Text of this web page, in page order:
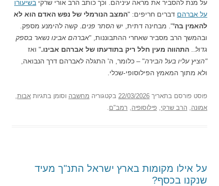
על מנת להסביר את מראה עיניהם. וכך כותב הרב אורי שרקי בשיעורו
על אברהם דברים חריפים: "המצב הנורמלי של נפש האדם הוא לא
להאמין בה'". מבחינה דתית, יש הסתר פנים . קשה להימנע מספק.
ובהמשך הרב מסביר שאחרי ההתבוננות, "אברהם אבינו נשאר בספק
גדול
התהווה מעין חלל ריק בתודעתו של אברהם אבינו." ואז
"הציץ עליו בעל הבירה" – כלומר, ה' התגלה לאברהם דרך הנבואה,
ולא מתוך המאמץ הפילוסופי-שכלי.
פוסט פורסם בתאריך 22/03/2026 בקטגוריה מחשבה וסומן בתגיות אבות
אמונה הרב שרקי פילוסופיה רמב"ם
על אילו מקומות בארץ ישראל התנ"ך מעיד
שנקנו בכסף?